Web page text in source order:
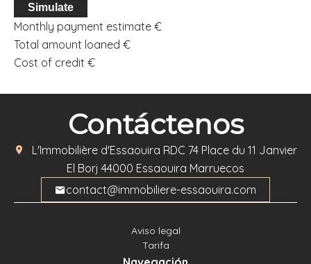
Simulate
Monthly payment estimate €
Total amount loaned €
Cost of credit €
Contáctenos
L'Immobilière d'Essaouira RDC 74 Place du 11 Janvier
El Borj 44000 Essaouira Marruecos
contact@immobiliere-essaouira.com
Aviso legal
Tarifa